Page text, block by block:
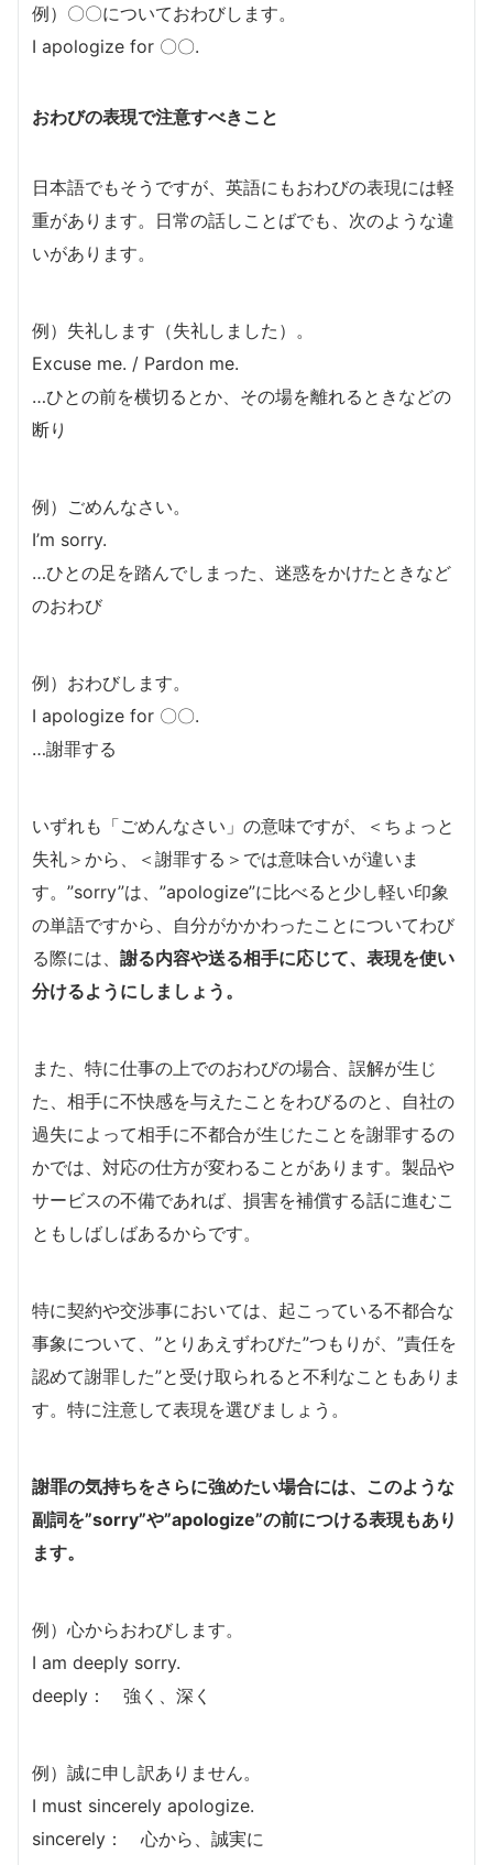
例）〇〇についておわびします。
I apologize for 〇〇.
おわびの表現で注意すべきこと
日本語でもそうですが、英語にもおわびの表現には軽
重があります。日常の話しことばでも、次のような違
いがあります。
例）失礼します（失礼しました）。
Excuse me. / Pardon me.
…ひとの前を横切るとか、その場を離れるときなどの
断り
例）ごめんなさい。
I’m sorry.
…ひとの足を踏んでしまった、迷惑をかけたときなど
のおわび
例）おわびします。
I apologize for 〇〇.
…謝罪する
いずれも「ごめんなさい」の意味ですが、＜ちょっと
失礼＞から、＜謝罪する＞では意味合いが違いま
す。”sorry”は、”apologize”に比べると少し軽い印象
の単語ですから、自分がかかわったことについてわび
る際には、 謝る内容や送る相手に応じて、表現を使い
分けるようにしましょう。
また、特に仕事の上でのおわびの場合、誤解が生じ
た、相手に不快感を与えたことをわびるのと、自社の
過失によって相手に不都合が生じたことを謝罪するの
かでは、対応の仕方が変わることがあります。製品や
サービスの不備であれば、損害を補償する話に進むこ
ともしばしばあるからです。
特に契約や交渉事においては、起こっている不都合な
事象について、”とりあえずわびた”つもりが、”責任を
認めて謝罪した”と受け取られると不利なこともありま
す。特に注意して表現を選びましょう。
謝罪の気持ちをさらに強めたい場合には、このような
副詞を”sorry”や”apologize”の前につける表現もあり
ます。
例）心からおわびします。
I am deeply sorry.
deeply： 強く、深く
例）誠に申し訳ありません。
I must sincerely apologize.
sincerely： 心から、誠実に